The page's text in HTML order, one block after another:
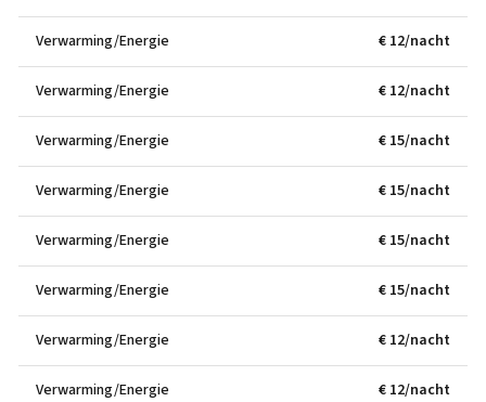
Verwarming/Energie € 12/nacht
Verwarming/Energie € 12/nacht
Verwarming/Energie € 15/nacht
Verwarming/Energie € 15/nacht
Verwarming/Energie € 15/nacht
Verwarming/Energie € 15/nacht
Verwarming/Energie € 12/nacht
Verwarming/Energie € 12/nacht